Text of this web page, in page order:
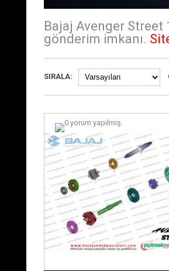
Bajaj Avenger Street
gönderim imkanı.
SIRALA: